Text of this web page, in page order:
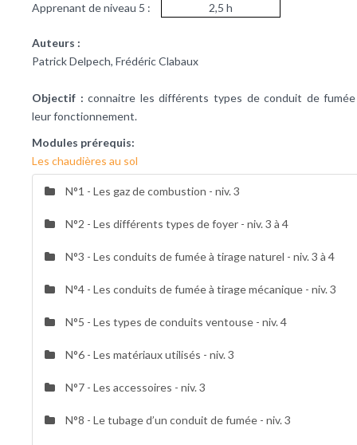
Apprenant de niveau 5 : 2,5 h
Auteurs :
Patrick Delpech, Frédéric Clabaux
Objectif : connaitre les différents types de conduit de
leur fonctionnement.
Modules prérequis:
Les chaudières au sol
N°1 - Les gaz de combustion - niv. 3
N°2 - Les différents types de foyer - niv. 3 à 4
N°3 - Les conduits de fumée à tirage naturel - niv. 3 à 4
N°4 - Les conduits de fumée à tirage mécanique - niv. 3
N°5 - Les types de conduits ventouse - niv. 4
N°6 - Les matériaux utilisés - niv. 3
N°7 - Les accessoires - niv. 3
N°8 - Le tubage d’un conduit de fumée - niv. 3